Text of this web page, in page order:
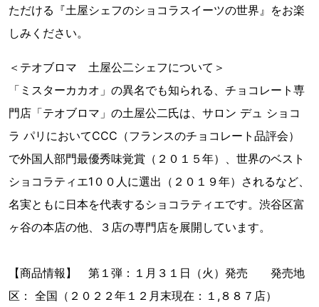
ただける『土屋シェフのショコラスイーツの世界』をお楽
しみください。
＜テオブロマ 土屋公二シェフについて＞
「ミスターカカオ」の異名でも知られる、チョコレート専
門店「テオブロマ」の土屋公二氏は、サロン デュ ショコ
ラ パリにおいてCCC（フランスのチョコレート品評会）
で外国人部門最優秀味覚賞（２０１５年）、世界のベスト
ショコラティエ1００人に選出（２０１９年）されるなど、
名実ともに日本を代表するショコラティエです。渋谷区富
ヶ谷の本店の他、３店の専門店を展開しています。
【商品情報】 第１弾：１月３１日（火）発売 発売地
区： 全国（２０２２年１２月末現在：１,８８７店）